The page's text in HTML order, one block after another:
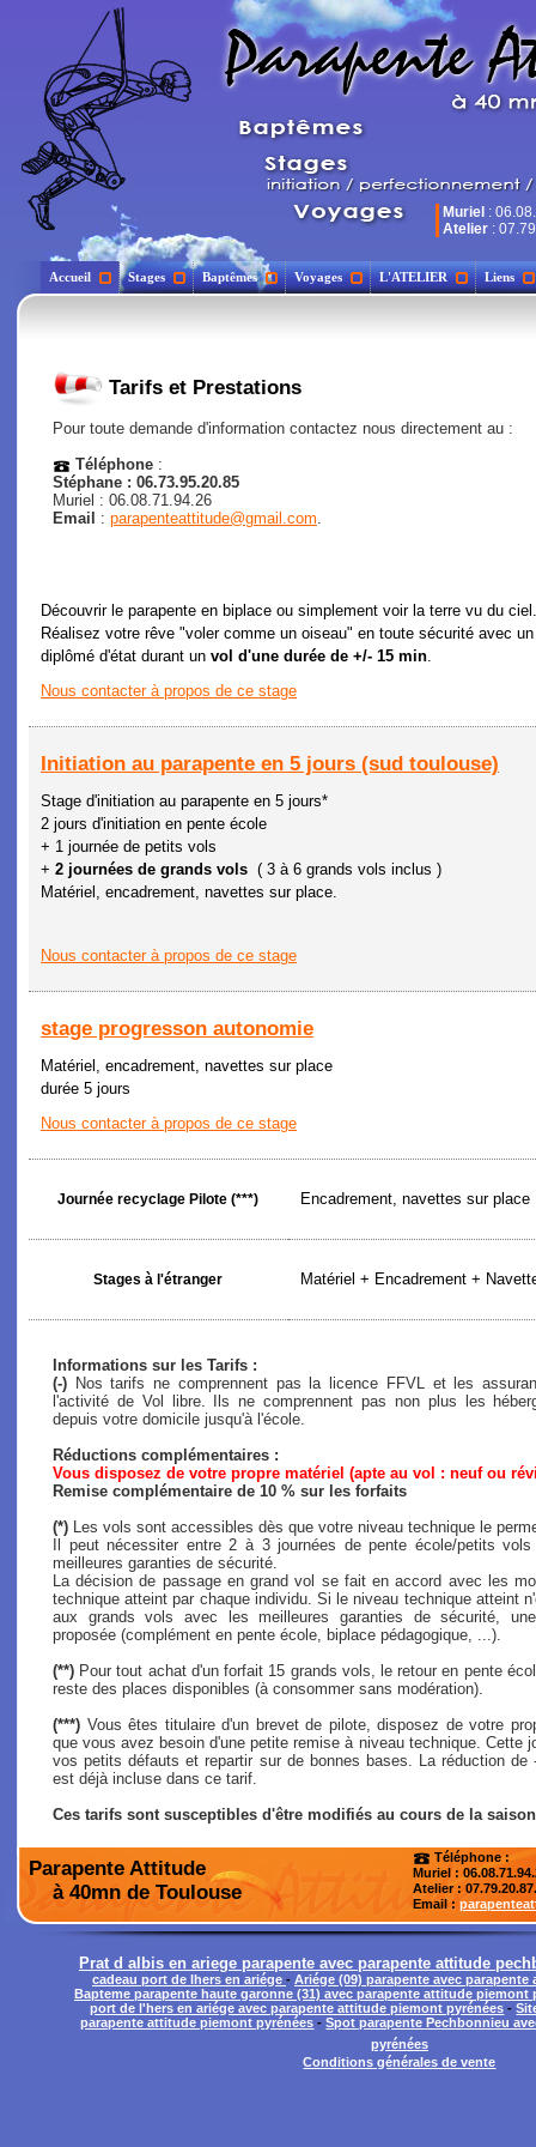
Muriel :
Atelier :
Accueil Stages Baptêmes Voyages L'ATELIER Liens
Tarifs et Prestations
Pour toute demande d'information contactez nous directement au :
Téléphone :
Stéphane : 06.73.95.20.85
Muriel : 06.08.71.94.26
Email
: parapenteattitude@gmail.com.
Découvrir le parapente en biplace ou simplement voir la terre vu du
Réalisez votre rêve "voler comme un oiseau" en toute sécurité avec
diplômé d'état durant un vol d'une durée de +/- 15 min.
Nous contacter à propos de ce stage
Initiation au parapente en 5 jours (sud toulouse)
Stage d'initiation au parapente en 5 jours*
2 jours d'initiation en pente école
+ 1 journée de petits vols
+ 2 journées de grands vols ( 3 à 6 grands vols inclus )
Matériel, encadrement, navettes sur place.
Nous contacter à propos de ce stage
stage progresson autonomie
Matériel, encadrement, navettes sur place
durée 5 jours
Nous contacter à propos de ce stage
Journée recyclage Pilote (***) Encadrement, navettes sur place
Stages à l'étranger Matériel + Encadrement +
Informations sur les Tarifs :
(-) Nos tarifs ne comprennent pas la licence FFVL et les
l'activité de Vol libre. Ils ne comprennent pas non plus les
depuis votre domicile jusqu'à l'école.
Réductions complémentaires :
Vous disposez de votre propre matériel (apte au vol : neuf ou
Remise complémentaire de 10 % sur les forfaits
(*) Les vols sont accessibles dès que votre niveau technique le
Il peut nécessiter entre 2 à 3 journées de pente école/petits
meilleures garanties de sécurité.
La décision de passage en grand vol se fait en accord avec les
technique atteint par chaque individu. Si le niveau technique atteint
aux grands vols avec les meilleures garanties de sécurité,
proposée (complément en pente école, biplace pédagogique, ...).
(**) Pour tout achat d'un forfait 15 grands vols, le retour en pente
reste des places disponibles (à consommer sans modération).
(***) Vous êtes titulaire d'un brevet de pilote, disposez de votre
que vous avez besoin d'une petite remise à niveau technique. Cette
vos petits défauts et repartir sur de bonnes bases. La réduction de
est déjà incluse dans ce tarif.
Ces tarifs sont susceptibles d'être modifiés au cours de la
Parapente Attitude
à 40mn de Toulouse
Téléphone :
Muriel :
Atelier:
Email :
Prat d albis en ariege parapente avec parapente attitude
cadeau port de lhers en ariége - Ariége (09) parapente avec
Bapteme parapente haute garonne (31) avec parapente attitude piemont
port de l'hers en ariége avec parapente attitude piemont pyrénées -
parapente attitude piemont pyrénées -Spot parapente Pechbonnieu
pyrénées
Conditions générales de vente